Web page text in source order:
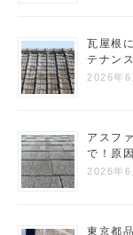
瓦屋根
テナン
2026年6
アスフ
で！原
2026年6
東京都